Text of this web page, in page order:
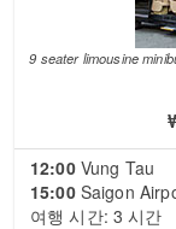
9 seater limousine
12:00Vung Tau
15:00Saigon
여행 시간: 3 시간